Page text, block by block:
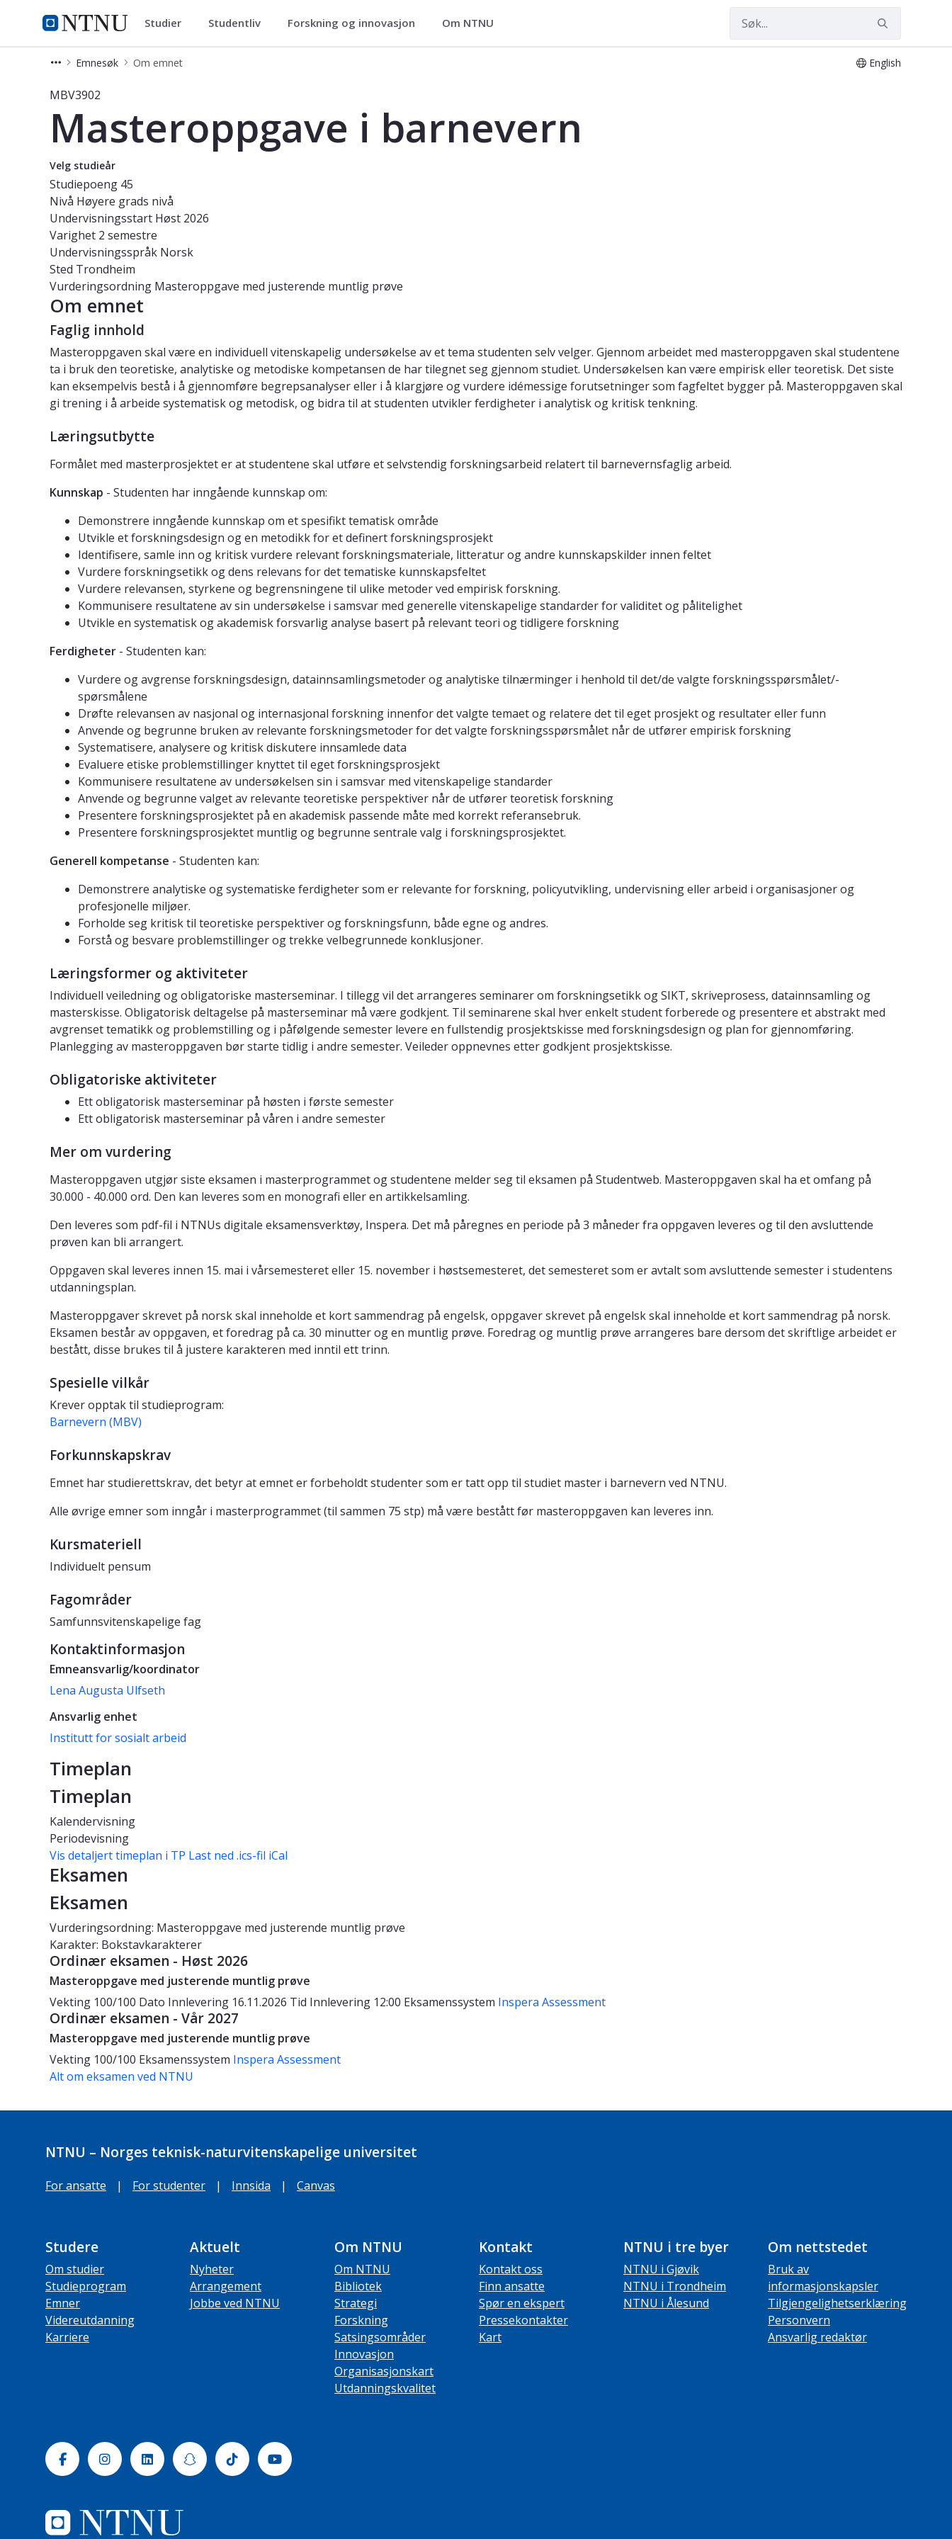
NTNU Hjemmeside
Studier Studier Studentliv Forskning og innovasjon Om NTNU
Emnesøk Om emnet English
Emne - Masteroppgave i barnevern - MBV3902
MBV3902
Masteroppgave i barnevern
Velg studieår
Studiepoeng 45
Nivå Høyere grads nivå
Undervisningsstart Høst 2026
Varighet 2 semestre
Undervisningsspråk Norsk
Sted Trondheim
Vurderingsordning Masteroppgave med justerende muntlig prøve
Om emnet
Faglig innhold
Masteroppgaven skal være en individuell vitenskapelig undersøkelse av et tema studenten selv velger. Gjennom arbeidet med masteroppgaven skal studentene
ta i bruk den teoretiske, analytiske og metodiske kompetansen de har tilegnet seg gjennom studiet. Undersøkelsen kan være empirisk eller teoretisk. Det siste
kan eksempelvis bestå i å gjennomføre begrepsanalyser eller i å klargjøre og vurdere idémessige forutsetninger som fagfeltet bygger på. Masteroppgaven skal
gi trening i å arbeide systematisk og metodisk, og bidra til at studenten utvikler ferdigheter i analytisk og kritisk tenkning.
Læringsutbytte
Formålet med masterprosjektet er at studentene skal utføre et selvstendig forskningsarbeid relatert til barnevernsfaglig arbeid.
Kunnskap - Studenten har inngående kunnskap om:
Demonstrere inngående kunnskap om et spesifikt tematisk område
Utvikle et forskningsdesign og en metodikk for et definert forskningsprosjekt
Identifisere, samle inn og kritisk vurdere relevant forskningsmateriale, litteratur og andre kunnskapskilder innen feltet
Vurdere forskningsetikk og dens relevans for det tematiske kunnskapsfeltet
Vurdere relevansen, styrkene og begrensningene til ulike metoder ved empirisk forskning.
Kommunisere resultatene av sin undersøkelse i samsvar med generelle vitenskapelige standarder for validitet og pålitelighet
Utvikle en systematisk og akademisk forsvarlig analyse basert på relevant teori og tidligere forskning
Ferdigheter - Studenten kan:
Vurdere og avgrense forskningsdesign, datainnsamlingsmetoder og analytiske tilnærminger i henhold til det/de valgte forskningsspørsmålet/-
spørsmålene
Drøfte relevansen av nasjonal og internasjonal forskning innenfor det valgte temaet og relatere det til eget prosjekt og resultater eller funn
Anvende og begrunne bruken av relevante forskningsmetoder for det valgte forskningsspørsmålet når de utfører empirisk forskning
Systematisere, analysere og kritisk diskutere innsamlede data
Evaluere etiske problemstillinger knyttet til eget forskningsprosjekt
Kommunisere resultatene av undersøkelsen sin i samsvar med vitenskapelige standarder
Anvende og begrunne valget av relevante teoretiske perspektiver når de utfører teoretisk forskning
Presentere forskningsprosjektet på en akademisk passende måte med korrekt referansebruk.
Presentere forskningsprosjektet muntlig og begrunne sentrale valg i forskningsprosjektet.
Generell kompetanse - Studenten kan:
Demonstrere analytiske og systematiske ferdigheter som er relevante for forskning, policyutvikling, undervisning eller arbeid i organisasjoner og
profesjonelle miljøer.
Forholde seg kritisk til teoretiske perspektiver og forskningsfunn, både egne og andres.
Forstå og besvare problemstillinger og trekke velbegrunnede konklusjoner.
Læringsformer og aktiviteter
Individuell veiledning og obligatoriske masterseminar. I tillegg vil det arrangeres seminarer om forskningsetikk og SIKT, skriveprosess, datainnsamling og
masterskisse. Obligatorisk deltagelse på masterseminar må være godkjent. Til seminarene skal hver enkelt student forberede og presentere et abstrakt med
avgrenset tematikk og problemstilling og i påfølgende semester levere en fullstendig prosjektskisse med forskningsdesign og plan for gjennomføring.
Planlegging av masteroppgaven bør starte tidlig i andre semester. Veileder oppnevnes etter godkjent prosjektskisse.
Obligatoriske aktiviteter
Ett obligatorisk masterseminar på høsten i første semester
Ett obligatorisk masterseminar på våren i andre semester
Mer om vurdering
Masteroppgaven utgjør siste eksamen i masterprogrammet og studentene melder seg til eksamen på Studentweb. Masteroppgaven skal ha et omfang på
30.000 - 40.000 ord. Den kan leveres som en monografi eller en artikkelsamling.
Den leveres som pdf-fil i NTNUs digitale eksamensverktøy, Inspera. Det må påregnes en periode på 3 måneder fra oppgaven leveres og til den avsluttende
prøven kan bli arrangert.
Oppgaven skal leveres innen 15. mai i vårsemesteret eller 15. november i høstsemesteret, det semesteret som er avtalt som avsluttende semester i studentens
utdanningsplan.
Masteroppgaver skrevet på norsk skal inneholde et kort sammendrag på engelsk, oppgaver skrevet på engelsk skal inneholde et kort sammendrag på norsk.
Eksamen består av oppgaven, et foredrag på ca. 30 minutter og en muntlig prøve. Foredrag og muntlig prøve arrangeres bare dersom det skriftlige arbeidet er
bestått, disse brukes til å justere karakteren med inntil ett trinn.
Spesielle vilkår
Krever opptak til studieprogram:
Barnevern (MBV)
Forkunnskapskrav
Emnet har studierettskrav, det betyr at emnet er forbeholdt studenter som er tatt opp til studiet master i barnevern ved NTNU.
Alle øvrige emner som inngår i masterprogrammet (til sammen 75 stp) må være bestått før masteroppgaven kan leveres inn.
Kursmateriell
Individuelt pensum
Fagområder
Samfunnsvitenskapelige fag
Kontaktinformasjon
Emneansvarlig/koordinator
Lena Augusta Ulfseth
Ansvarlig enhet
Institutt for sosialt arbeid
Timeplan
Timeplan
Kalendervisning
Periodevisning
Vis detaljert timeplan i TP Last ned .ics-fil iCal
Eksamen
Eksamen
Vurderingsordning: Masteroppgave med justerende muntlig prøve
Karakter: Bokstavkarakterer
Ordinær eksamen - Høst 2026
Masteroppgave med justerende muntlig prøve
Vekting 100/100 Dato Innlevering 16.11.2026 Tid Innlevering 12:00 Eksamenssystem Inspera Assessment
Ordinær eksamen - Vår 2027
Masteroppgave med justerende muntlig prøve
Vekting 100/100 Eksamenssystem Inspera Assessment
Alt om eksamen ved NTNU
NTNU – Norges teknisk-naturvitenskapelige universitet
For ansatte | For studenter | Innsida | Canvas
Studere
Om studier
Studieprogram
Emner
Videreutdanning
Karriere
Aktuelt
Nyheter
Arrangement
Jobbe ved NTNU
Om NTNU
Om NTNU
Bibliotek
Strategi
Forskning
Satsingsområder
Innovasjon
Organisasjonskart
Utdanningskvalitet
Kontakt
Kontakt oss
Finn ansatte
Spør en ekspert
Pressekontakter
Kart
NTNU i tre byer
NTNU i Gjøvik
NTNU i Trondheim
NTNU i Ålesund
Om nettstedet
Bruk av
informasjonskapsler
Tilgjengelighetserklæring
Personvern
Ansvarlig redaktør
FacebookInstagramLinkedinSnapchatTiktok Youtube